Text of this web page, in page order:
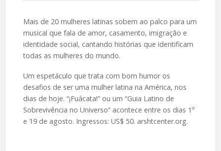
Mais de 20 mulheres latinas sobem ao palco para um
musical que fala de amor, casamento, imigração e
identidade social, cantando histórias que identificam
todas as mulheres do mundo.
Um espetáculo que trata com bom humor os
desafios de ser uma mulher latina na América, nos
dias de hoje. “¡Fuácata!” ou um “Guia Latino de
Sobrevivência no Universo” acontece entre os dias 1º
e 19 de agosto. Ingressos: US$ 50. arshtcenter.org.